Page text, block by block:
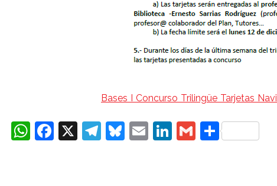
Bases I Concurso Trilingüe Tarjetas
WhatsApp
Facebook
X Telegram
Bluesky
EmailLinkedIn
Gmail